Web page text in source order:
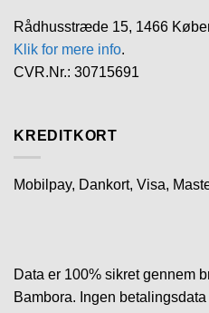
Rådhusstræde 15, 1466
Klik for mere info.
CVR.Nr.: 30715691
KREDITKORT
Mobilpay, Dankort, Visa,
Data er 100% sikret gennem
Bambora. Ingen